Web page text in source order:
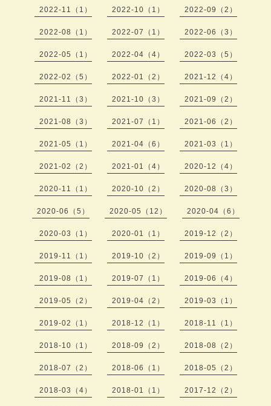
2022-11（1） 2022-10（1） 2022-09（2）
2022-08（1） 2022-07（1） 2022-06（3）
2022-05（1） 2022-04（4） 2022-03（5）
2022-02（5） 2022-01（2） 2021-12（4）
2021-11（3） 2021-10（3） 2021-09（2）
2021-08（3） 2021-07（1） 2021-06（2）
2021-05（1） 2021-04（6） 2021-03（1）
2021-02（2） 2021-01（4） 2020-12（4）
2020-11（1） 2020-10（2） 2020-08（3）
2020-06（5） 2020-05（12） 2020-04（6）
2020-03（1） 2020-01（1） 2019-12（2）
2019-11（1） 2019-10（2） 2019-09（1）
2019-08（1） 2019-07（1） 2019-06（4）
2019-05（2） 2019-04（2） 2019-03（1）
2019-02（1） 2018-12（1） 2018-11（1）
2018-10（1） 2018-09（2） 2018-08（2）
2018-07（2） 2018-06（1） 2018-05（2）
2018-03（4） 2018-01（1） 2017-12（2）